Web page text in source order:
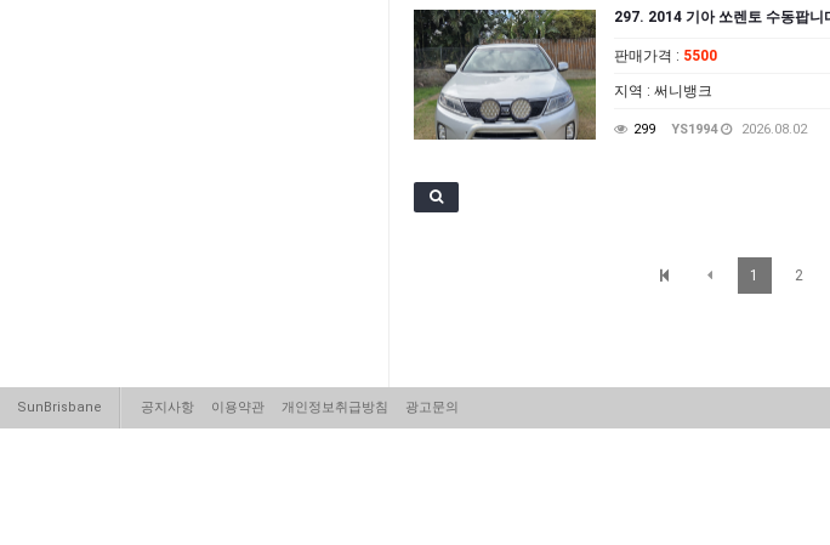
297. 2014 기아 쏘렌토 수동팝니
판매가격 : 5500
지역 : 써니뱅크
299 YS1994 2026.08.02
1 2
SunBrisbane 공지사항 이용약관 개인정보취급방침 광고문의